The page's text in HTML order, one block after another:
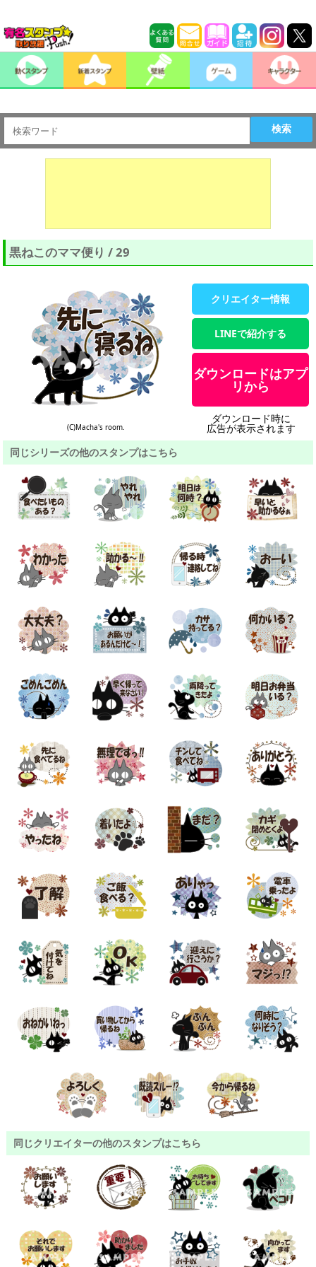
検索
黒ねこのママ便り / 29
(C)Macha's room.
クリエイター情報
LINEで紹介する
ダウンロードはアプ
リから
ダウンロード時に
広告が表示されます
同じシリーズの他のスタンプはこちら
同じクリエイターの他のスタンプはこちら